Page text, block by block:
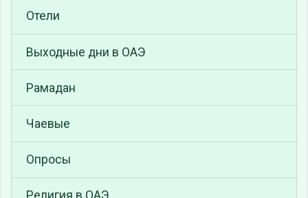
Отели
Выходные дни в ОАЭ
Рамадан
Чаевые
Опросы